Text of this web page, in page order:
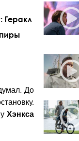
Геракл
До
Хэнкса